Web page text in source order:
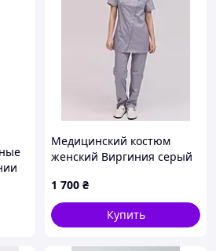
Медицинский костюм
женский Виргиния серый
1 700 ₴
Купить